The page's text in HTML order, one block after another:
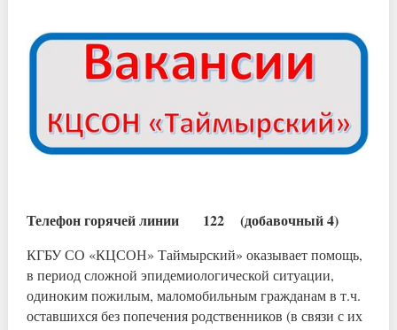
Телефон горячей линии 122 (добавочный 4)
КГБУ СО «КЦСОН» Таймырский» оказывает помощь,
в период сложной эпидемиологической ситуации,
одиноким пожилым, маломобильным гражданам в т.ч.
оставшихся без попечения родственников (в связи с их